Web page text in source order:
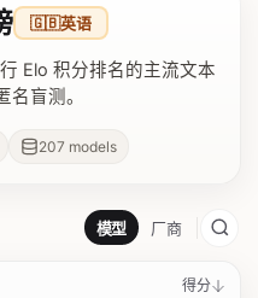
🇬🇧英语
Elo 积分排名的主流文本
盲测。
207 models
模型 厂商
得分